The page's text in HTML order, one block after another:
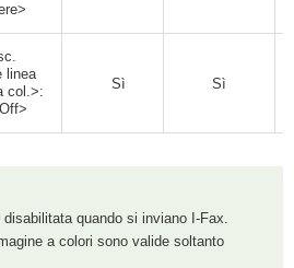
linea
col.>:
Sì Sì
quando si inviano I-Fax.
a colori sono valide soltanto